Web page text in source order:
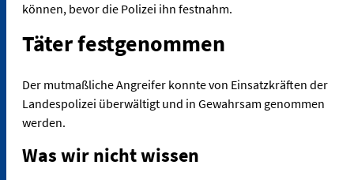
können, bevor die Polizei ihn festnahm.
Täter festgenommen
Der mutmaßliche Angreifer konnte von Einsatzkräften der
Landespolizei überwältigt und in Gewahrsam genommen
werden.
Was wir nicht wissen